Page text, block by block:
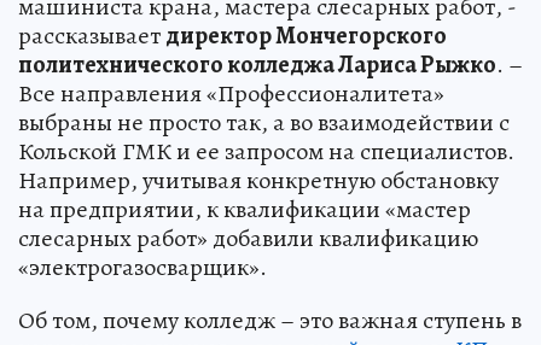
рассказываетдиректор Мончегорского
политехнического колледжа Лариса Рыжко. –
Все направления «Профессионалитета»
выбраны не просто так, а во взаимодействии с
Кольской ГМК и ее запросом на специалистов.
Например, учитывая конкретную обстановку
на предприятии, к квалификации «мастер
слесарных работ» добавили квалификацию
«электрогазосварщик».
Об том, почему колледж – это важная ступень в